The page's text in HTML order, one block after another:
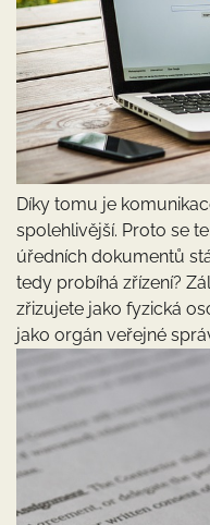
Díky tomu je
spolehlivější. Proto se
úředních dokumentů
tedy probíhá zřízení?
zřizujete jako fyzická
jako orgán veřejné